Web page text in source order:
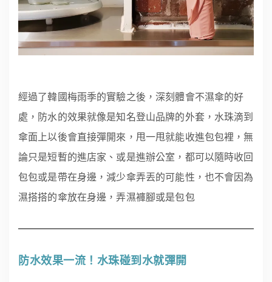
經過了韓國梅雨季的實驗之後，深刻體會不濕傘的好
處，防水的效果就像是知名登山品牌的外套，水珠滴到
傘面上以後會直接彈開來，甩一甩就能收進包包裡，無
論只是短暫的進店家、或是進辦公室，都可以隨時收回
包包或是帶在身邊，減少傘弄丟的可能性，也不會因為
濕搭搭的傘放在身邊，弄濕褲腳或是包包
防水效果一流！水珠碰到水就彈開